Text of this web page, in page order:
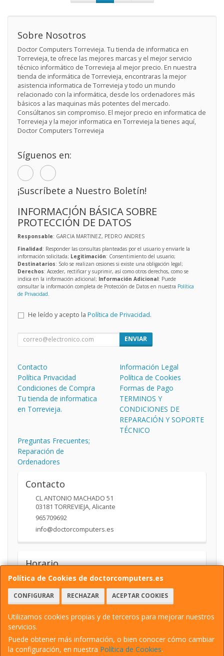
Política de Cookies de doctorcomputers.es
CONFIGURAR RECHAZAR ACEPTAR COOKIES
Utilizamos cookies propias y de terceros para mejorar nuestros
servicios.
Puede obtener más información, o bien conocer cómo cambiar
la configuración, en nuestra Política de Cookies.
Sobre Nosotros
Doctor Computers Torrevieja. Tu tienda de informatica en
Torrevieja, te ofrece las mejores marcas y el mejor servicio
técnico informático de Torrevieja al mejor precio. En nuestra
tienda de informática de Torrevieja, encontraras la mejor
asistencia informatica de Torrevieja y todo un mundo
relacionado con la informática, desde los ordenadores más
básicos a las maquinas más potentes del mercado.
Consúltanos sin compromiso. El mejor precio en informatica de
Torrevieja y la mejor informatica en Torrevieja la tienes aquí,
Doctor Computers Torrevieja
Síguenos en:
¡Suscríbete a Nuestro Boletín!
INFORMACIÓN BÁSICA SOBRE
PROTECCIÓN DE DATOS
Responsable: GARCIA MARTINEZ, PEDRO ANDRES
Finalidad: Responder las consultas planteadas por el usuario y enviarle la
información solicitada; Legitimación: Consentimiento del usuario;
Destinatarios: Solo se realizan cesiones si existe una obligación legal;
Derechos: Acceder, rectificar y suprimir, así como otros derechos, como se
indica en la información adicional; Información Adicional: Puede
consultar la información completa de Protección de Datos en nuestra Política
de Privacidad
He leído y acepto la Política de Privacidad.
ENVIAR
Contacto
Información Legal
Política Privacidad
Política de Cookies
Condiciones de Compra
Formas de Pago
Tu tienda de informatica
en Torrevieja.
TERMINOS Y
CONDICIONES DE
REPARACIÓN Y SOPORTE
TÉCNICO
Preguntas Frecuentes;
Reparación de
Ordenadores
Contacto
CL ANTONIO MACHADO 51
03181 TORREVIEJA,Alicante
965709692
info@doctorcomputers.es
Horario
10:00- 14:00 17:30 -19:30